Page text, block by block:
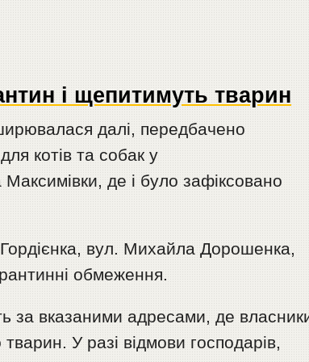
і щепитимуть тварин
далі, передбачено
котів та собак у
де і було зафіксовано
вул. Михайла Дорошенка,
обмеження.
за вказаними адресами, де
У разі відмови господарів,